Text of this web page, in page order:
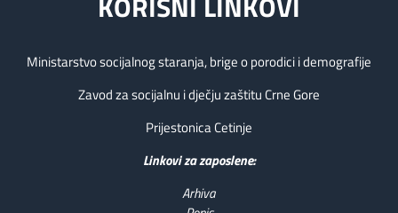
Ministarstvo socijalnog staranja, brige o porodici i demografije
Zavod za socijalnu i dječju zaštitu Crne Gore
Prijestonica Cetinje
Linkovi za zaposlene:
Arhiva